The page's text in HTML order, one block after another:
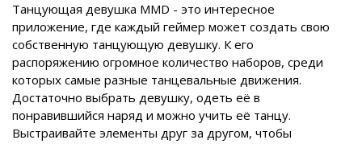
Танцующая девушка MMD - это интересное
приложение, где каждый геймер может создать свою
собственную танцующую девушку. К его
распоряжению огромное количество наборов, среди
которых самые разные танцевальные движения.
Достаточно выбрать девушку, одеть её в
понравившийся наряд и можно учить её танцу.
Выстраивайте элементы друг за другом, чтобы